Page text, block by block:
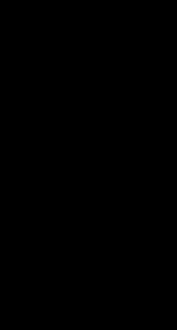
с менеджером - легко
скорость обработки
Радостно подарить